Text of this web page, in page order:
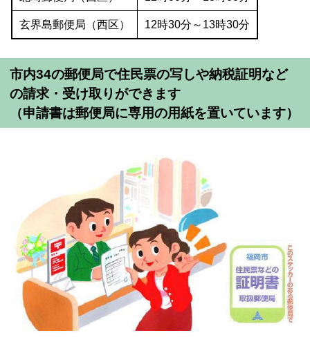
玄界島郵便局（西区） 12時30分～13時30分
市内34の郵便局で住民票の写しや納税証明など
の請求・受け取りができます
（申請書は郵便局に専用の用紙を置いています）